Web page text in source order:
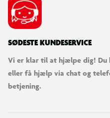
SØDESTE KUNDESERVICE
Vi er klar til at hjælpe dig! Du
eller få hjælp via chat og
betjening.